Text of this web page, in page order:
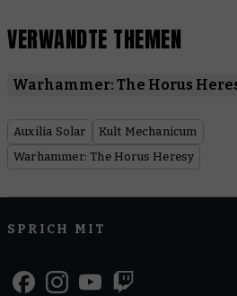
VERWANDTE THEMEN
Warhammer: The Horus
Auxilia Solar
Kult Mechanicum
Warhammer: The Horus Heresy
SPRICH MIT